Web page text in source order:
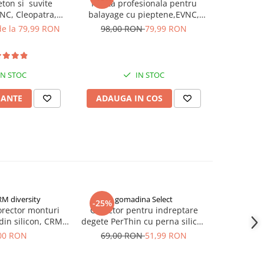
si suvite
Cleopatra,
la 79,99 RON
STOC
Paleta profesionala pentru
balayage cu pieptene,EVNC,
Self Styling Tools
98,00 RON79,99 RON
IN STOC
ADAUGA IN COS
diversity
monturi
silicon, CRM,
picior,
RON
-25% gomadina Select
Corector pentru indreptare
degete PerThin cu perna silicon
si bandaj elastic
69,00 RON51,99 RON
cresterii